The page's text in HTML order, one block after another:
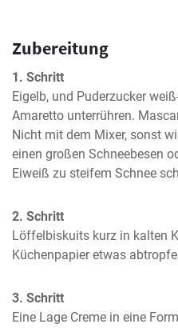
Zubereitung
1. Schritt
Eigelb, und Puderzucker
Amaretto unterrühren.
Nicht mit dem Mixer, sonst
einen großen Schneebesen
Eiweiß zu steifem Schnee
2. Schritt
Löffelbiskuits kurz in kalten
Küchenpapier etwas
3. Schritt
Eine Lage Creme in eine